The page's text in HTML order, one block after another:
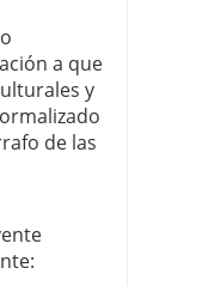
a que
y
de las